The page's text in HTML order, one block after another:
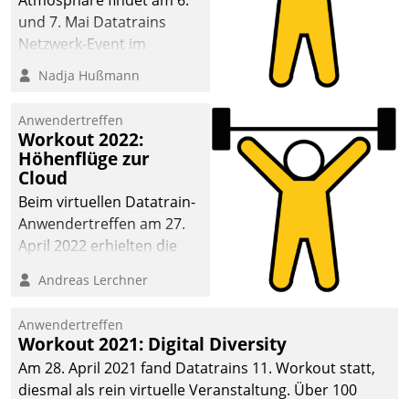
und 7. Mai Datatrains
Netzwerk-Event im
Kunden- und Partnerkreis
statt. Zentrale Frage: Wie
Mammutprojekte
meistern und Workloads
wuppen – bei zunehmend
anspruchsvollen
Aufgaben und
abnehmendem
Nadja Hußmann
Anwendertreffen
Workout 2022:
Höhenflüge zur
Cloud
Beim virtuellen Datatrain-
Anwendertreffen am 27.
April 2022 erhielten die
Teilnehmer kurzweilige
Cloud-Strategien und -
Lösungen mit hohem
Zukunftspotenzial.
Andreas Lerchner
Anwendertreffen
Workout 2021: Digital Diversity
Am 28. April 2021 fand Datatrains 11. Workout statt,
diesmal als rein virtuelle Veranstaltung. Über 100